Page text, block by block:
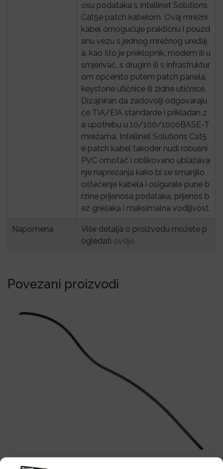
osu podataka s Intellinet Solutions
Cat5e patch kabelom. Ovaj mrežni
kabel omogućuje praktičnu i pouzd
anu vezu s jednog mrežnog uređaj
a, kao što je preklopnik, modem ili u
smjerivač, s drugim ili s infrastruktur
om općenito putem patch panela,
keystone utičnice ili zidne utičnice.
Dizajniran da zadovolji odgovaraju
će TIA/EIA standarde i prikladan z
a upotrebu u 10/100/1000BASE-T
mrežama, Intellinet Solutions Cat5
e patch kabel također nudi robusni
PVC omotač i oblikovano ublažava
nje naprezanja kako bi se smanjilo
oštećenje kabela i osigurale pune b
rzine prijenosa podataka, prijenos b
ez grešaka i maksimalna vodljivost.
Napomena
Više detalja o proizvodu možete p
ogledati ovdje.
Povezani proizvodi